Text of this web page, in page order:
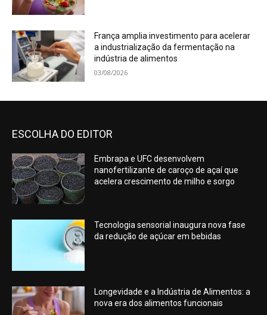
França amplia investimento para acelerar
a industrialização da fermentação na
indústria de alimentos
03/08/2026
ESCOLHA DO EDITOR
Embrapa e UFC desenvolvem
nanofertilizante de caroço de açaí que
acelera crescimento de milho e sorgo
Tecnologia sensorial inaugura nova fase
da redução de açúcar em bebidas
Longevidade e a Indústria de Alimentos: a
nova era dos alimentos funcionais